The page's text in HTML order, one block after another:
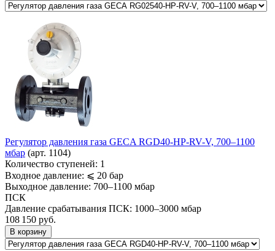
Регулятор давления газа GECA RGD40-HP-RV-V, 700–1100
мбар (арт. 1104)
Количество ступеней: 1
Входное давление: ⩽ 20 бар
Выходное давление: 700–1100 мбар
ПСК
Давление срабатывания ПСК: 1000–3000 мбар
108 150 руб.
В корзину